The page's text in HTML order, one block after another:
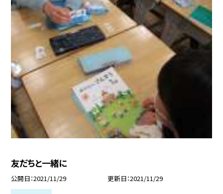
友だちと一緒に
公開日 2021/11/29 更新日 2021/11/29